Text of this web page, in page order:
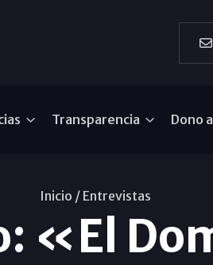
Transparencia Dono
Inicio / Entrevistas
«El